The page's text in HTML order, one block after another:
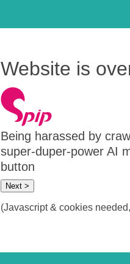
Website is
Being harassed by
super-duper-power AI
button
Next >
(Javascript & cookies